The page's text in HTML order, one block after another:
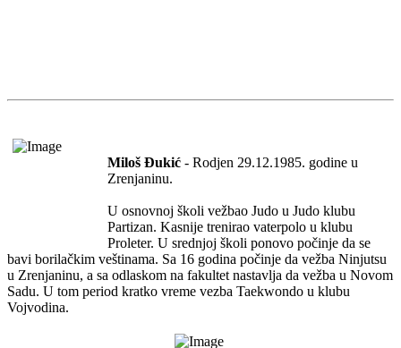
Miloš Đukić - Rodjen 29.12.1985. godine u
Zrenjaninu.
U osnovnoj školi vežbao Judo u Judo klubu
Partizan. Kasnije trenirao vaterpolo u klubu
Proleter. U srednjoj školi ponovo počinje da se
bavi borilačkim veštinama. Sa 16 godina počinje da vežba Ninjutsu
u Zrenjaninu, a sa odlaskom na fakultet nastavlja da vežba u Novom
Sadu. U tom period kratko vreme vezba Taekwondo u klubu
Vojvodina.